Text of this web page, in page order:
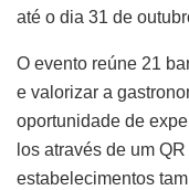
até o dia 31 de
O evento reúne 21
e valorizar a
oportunidade de
los através de um
estabelecimentos